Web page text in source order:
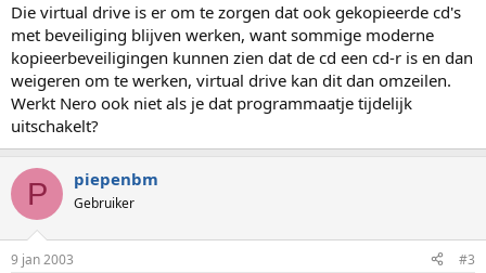
Die virtual drive is er om te zorgen dat ook gekopieerde cd's
met beveiliging blijven werken, want sommige moderne
kopieerbeveiligingen kunnen zien dat de cd een cd-r is en dan
weigeren om te werken, virtual drive kan dit dan omzeilen.
Werkt Nero ook niet als je dat programmaatje tijdelijk
uitschakelt?
P piepenbm
Gebruiker
9 jan 2003 #3